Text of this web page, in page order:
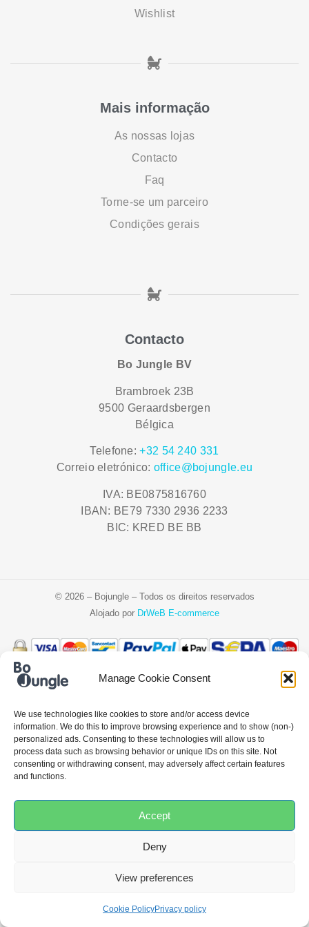
Manage Cookie Consent
We use technologies like cookies to store and/or access device
information. We do this to improve browsing experience and to show (non-)
personalized ads. Consenting to these technologies will allow us to
process data such as browsing behavior or unique IDs on this site. Not
consenting or withdrawing consent, may adversely affect certain features
and functions.
Accept
Deny
View preferences
Cookie PolicyPrivacy policy
Wishlist
Mais informação
As nossas lojas
Contacto
Faq
Torne-se um parceiro
Condições gerais
Contacto
Bo Jungle BV
Brambroek 23B
9500 Geraardsbergen
Bélgica
Telefone:+32 54 240 331
Correio eletrónico: office@bojungle.eu
IVA: BE0875816760
IBAN: BE79 7330 2936 2233
BIC: KRED BE BB
© 2026 – Bojungle – Todos os direitos reservados
Alojado por DrWeB E-commerce
Čeština Deutsch Ελληνικά
English
Nederlands
Polski Português